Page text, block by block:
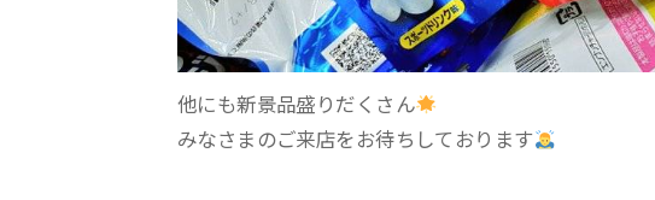
他にも新景品盛りだくさん︎
みなさまのご来店をお待ちしております